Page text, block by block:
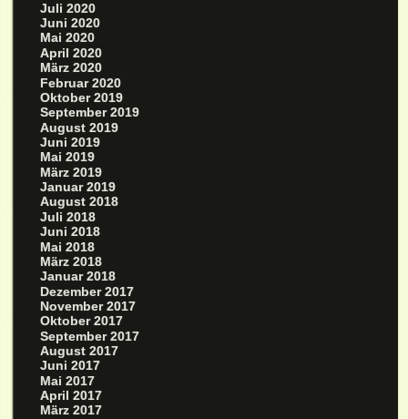
Juli 2020
Juni 2020
Mai 2020
April 2020
März 2020
Februar 2020
Oktober 2019
September 2019
August 2019
Juni 2019
Mai 2019
März 2019
Januar 2019
August 2018
Juli 2018
Juni 2018
Mai 2018
März 2018
Januar 2018
Dezember 2017
November 2017
Oktober 2017
September 2017
August 2017
Juni 2017
Mai 2017
April 2017
März 2017